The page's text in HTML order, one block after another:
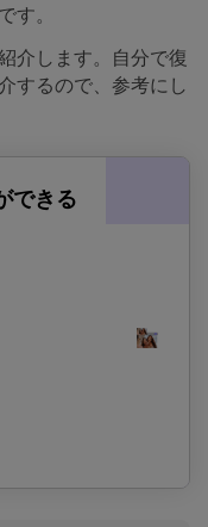
す。
介します。自分で復
するので、参考にし
できる